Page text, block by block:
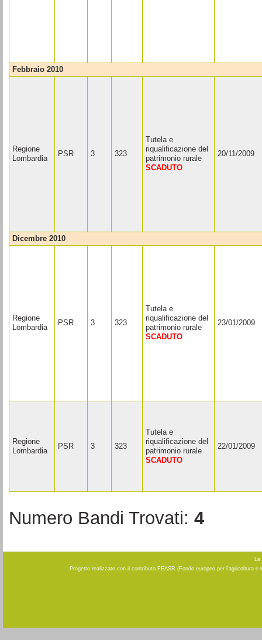
febbraio 2010
Regione
Lombardia
PSR 3 323
Tutela e
riqualificazione del
patrimonio rurale
SCADUTO
20/11/2009
dicembre 2010
Regione
Lombardia
PSR 3 323
Tutela e
riqualificazione del
patrimonio rurale
SCADUTO
23/01/2009
Regione
Lombardia
PSR 3 323
Tutela e
riqualificazione del
patrimonio rurale
SCADUTO
22/01/2009
Numero Bandi Trovati: 4
Progetto realizzato con il contributo FEASR (Fondo europeo per l'agricoltura